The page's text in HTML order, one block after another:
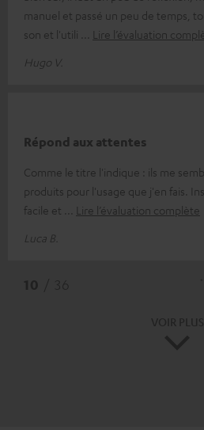
manuel et passé un peu de temps,
son et l'utili
Lire l’évaluation
Hugo V.
Répond aux attentes
Comme le titre l'indique : ils me
produits pour l'usage que j'en fais.
facile et
Lire l’évaluation complète
Luca B.